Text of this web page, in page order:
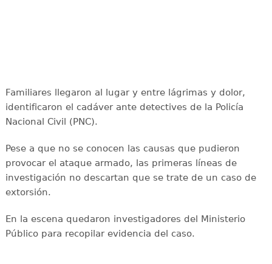
Familiares llegaron al lugar y entre lágrimas y dolor,
identificaron el cadáver ante detectives de la Policía
Nacional Civil (PNC).
Pese a que no se conocen las causas que pudieron
provocar el ataque armado, las primeras líneas de
investigación no descartan que se trate de un caso de
extorsión.
En la escena quedaron investigadores del Ministerio
Público para recopilar evidencia del caso.